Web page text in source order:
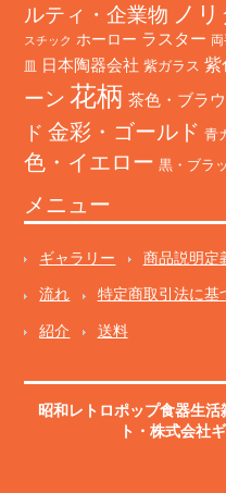
ルティ・企業物 ノ
スチック ホーロー ラスター
皿
日本陶器会社 紫ガラス 紫
ーン 花柄 茶色・ブラ
ド 金彩・ゴールド 青
色・イエロー 黒・ブラ
メニュー
ギャラリー 商品説明定
流れ 特定商取引法に基
紹介 送料
昭和レトロポップ食器生
ト ・株式会社